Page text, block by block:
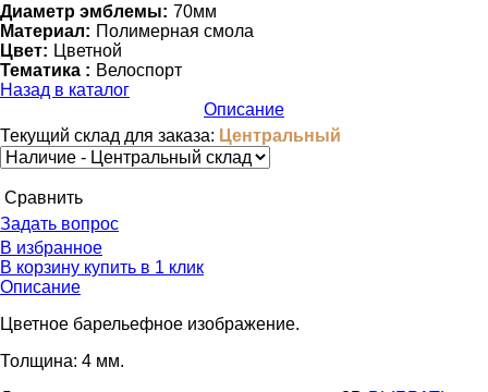
Диаметр эмблемы: 70мм
Материал: Полимерная смола
Цвет: Цветной
Тематика : Велоспорт
Назад в каталог
Описание
Текущий склад для заказа: Центральный
Cравнить
Задать вопрос
В избранное
В корзину купить в 1 клик
Описание
Цветное барельефное изображение.
Толщина: 4 мм.